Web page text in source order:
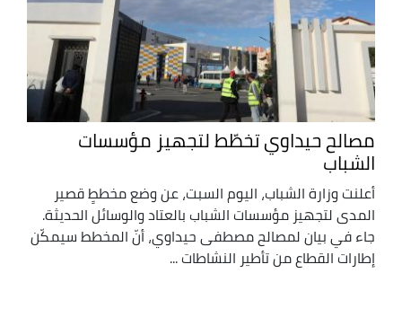
مصالح حيداوي تخطّط لتجهيز مؤسسات
الشباب
أعلنت وزارة الشباب، اليوم السبت، عن وضع مخططٍ قصير
المدى لتجهيز مؤسسات الشباب بالعتاد والوسائل الحديثة.
جاء في بيان لمصالح مصطفى حيداوي، أنّ المخطط سيمكّن
إطارات القطاع من تأطير النشاطات ...